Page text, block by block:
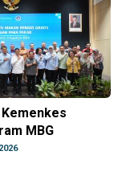
Kemenkes
MBG